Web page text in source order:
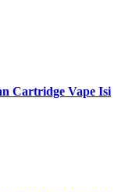
Cartridge Vape Isi